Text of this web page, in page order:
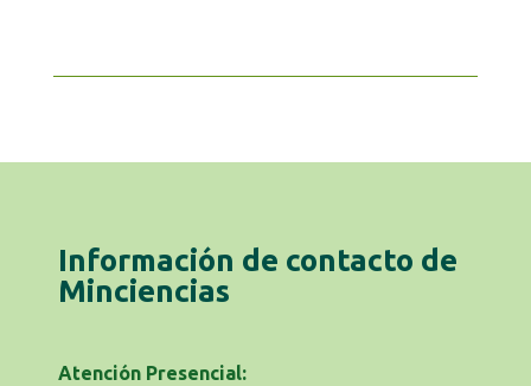
Información de contacto de
Minciencias
Atención Presencial: